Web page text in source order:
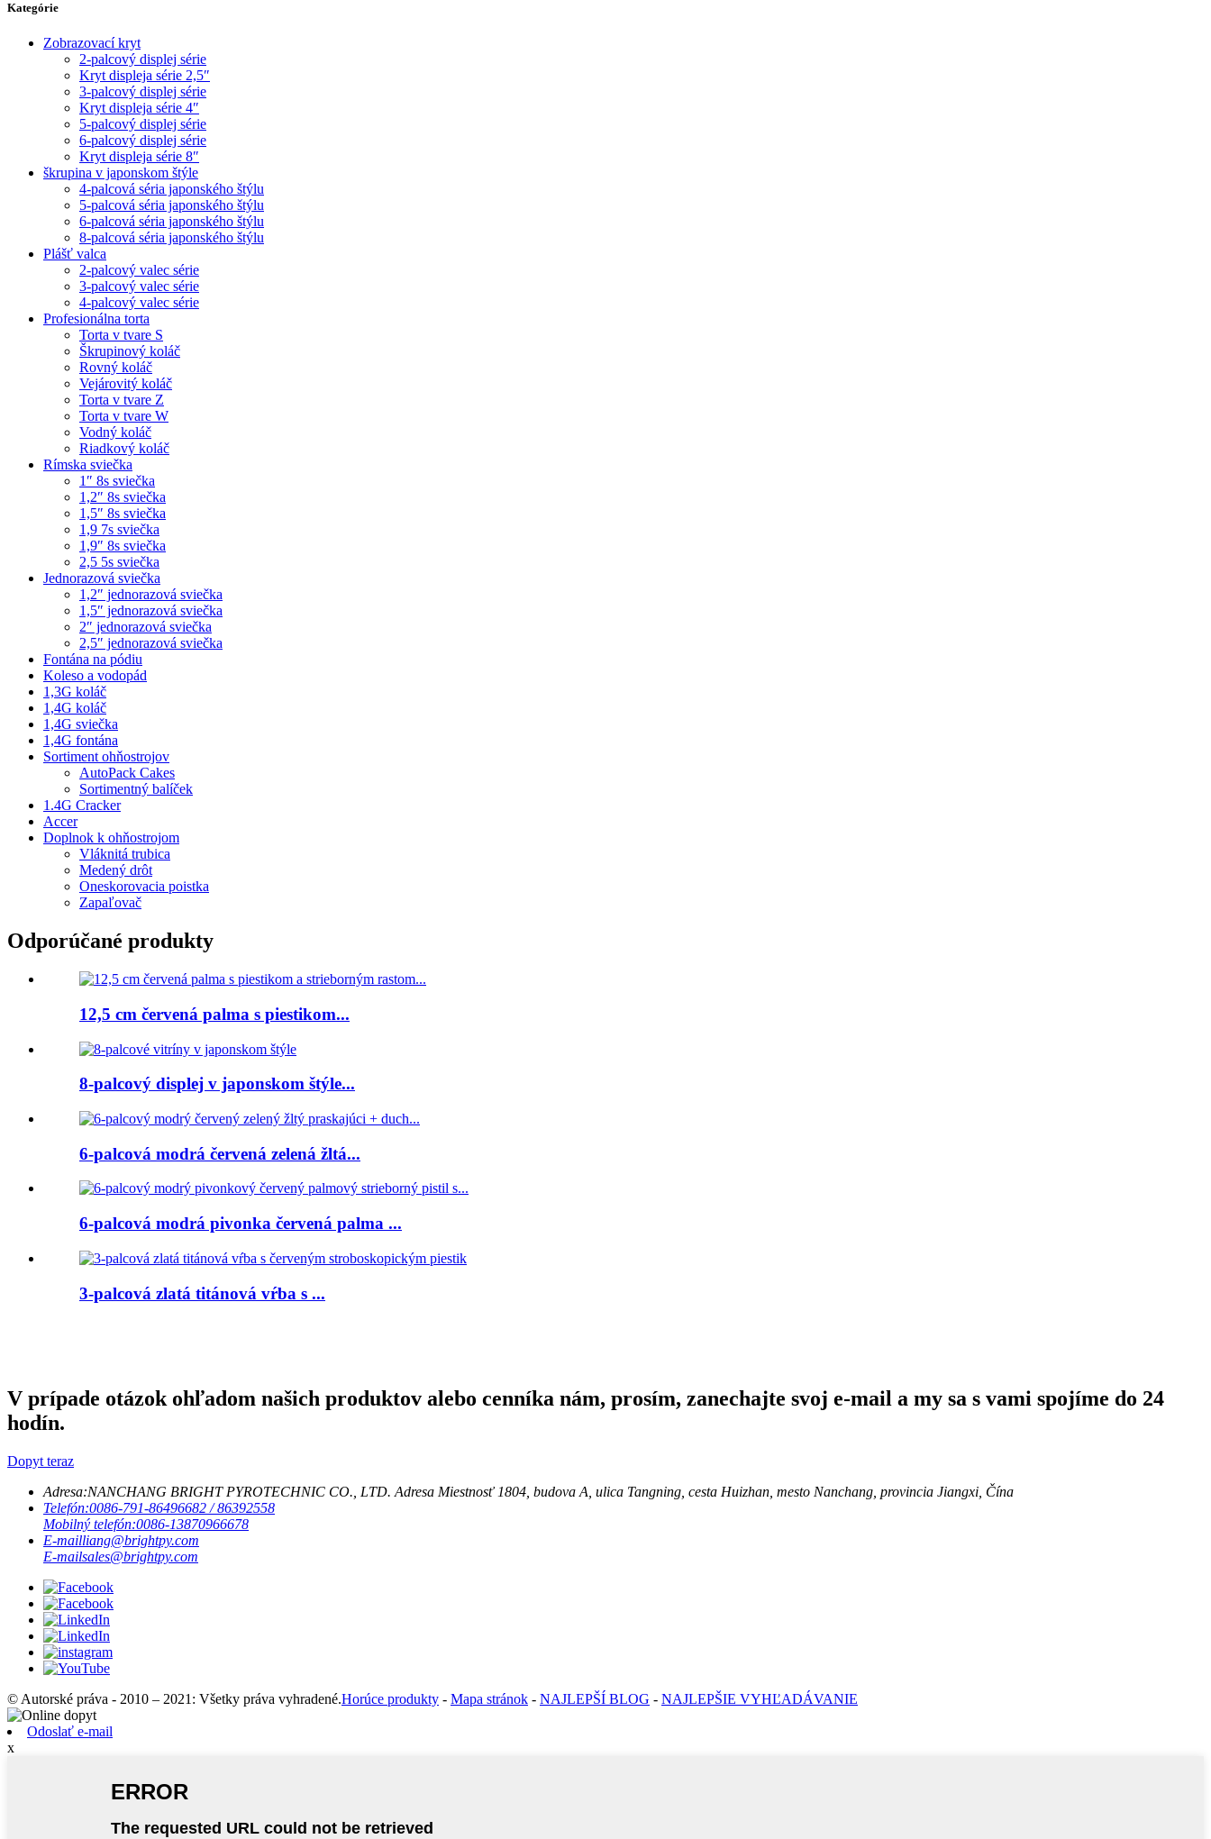
Kategórie
Zobrazovací kryt
2-palcový displej série
Kryt displeja série 2,5″
3-palcový displej série
Kryt displeja série 4″
5-palcový displej série
6-palcový displej série
Kryt displeja série 8″
škrupina v japonskom štýle
4-palcová séria japonského štýlu
5-palcová séria japonského štýlu
6-palcová séria japonského štýlu
8-palcová séria japonského štýlu
Plášť valca
2-palcový valec série
3-palcový valec série
4-palcový valec série
Profesionálna torta
Torta v tvare S
Škrupinový koláč
Rovný koláč
Vejárovitý koláč
Torta v tvare Z
Torta v tvare W
Vodný koláč
Riadkový koláč
Rímska sviečka
1″ 8s sviečka
1,2″ 8s sviečka
1,5″ 8s sviečka
1,9 7s sviečka
1,9″ 8s sviečka
2,5 5s sviečka
Jednorazová sviečka
1,2″ jednorazová sviečka
1,5″ jednorazová sviečka
2″ jednorazová sviečka
2,5″ jednorazová sviečka
Fontána na pódiu
Koleso a vodopád
1,3G koláč
1,4G koláč
1,4G sviečka
1,4G fontána
Sortiment ohňostrojov
AutoPack Cakes
Sortimentný balíček
1.4G Cracker
Accer
Doplnok k ohňostrojom
Vláknitá trubica
Medený drôt
Oneskorovacia poistka
Zapaľovač
Odporúčané produkty
12,5 cm červená palma s piestikom...
8-palcový displej v japonskom štýle...
6-palcová modrá červená zelená žltá...
6-palcová modrá pivonka červená palma ...
3-palcová zlatá titánová vŕba s ...
V prípade otázok ohľadom našich produktov alebo cenníka nám, prosím, zanechajte svoj e-mail a my sa s vami spojíme do 24
hodín.
Dopyt teraz
Adresa:NANCHANG BRIGHT PYROTECHNIC CO., LTD. Adresa Miestnosť 1804, budova A, ulica Tangning, cesta Huizhan, mesto Nanchang, provincia Jiangxi, Čína
Telefón:0086-791-86496682 / 86392558
Mobilný telefón:0086-13870966678
E-mailliang@brightpy.com
E-mailsales@brightpy.com
© Autorské práva - 2010 – 2021: Všetky práva vyhradené.Horúce produkty - Mapa stránok - NAJLEPŠÍ BLOG - NAJLEPŠIE VYHĽADÁVANIE
Odoslať e-mail
x